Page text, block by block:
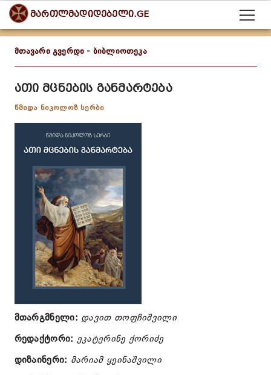
მართლმადიდებელი.GE
მთავარი გვერდი - ბიბლიოთეკა
ათი მცნების განმარტება
წმიდა ნიკოლოზ სერბი
მთარგმნელი: დავით თოფჩიშვილი
რედაქტორი: ეკატერინე ქორიძე
დიზაინერი: მარიამ ყეინაშვილი